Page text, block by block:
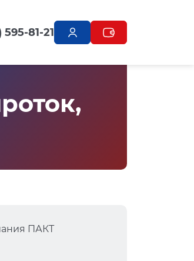
595-81-21
ПАКТ